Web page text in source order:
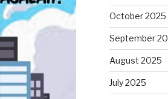
October 2025
September
August 2025
July 2025